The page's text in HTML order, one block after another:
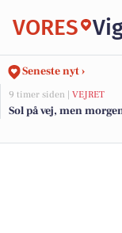
VORES
Seneste nyt ›
9 timer siden | VEJRET
Sol på vej, men